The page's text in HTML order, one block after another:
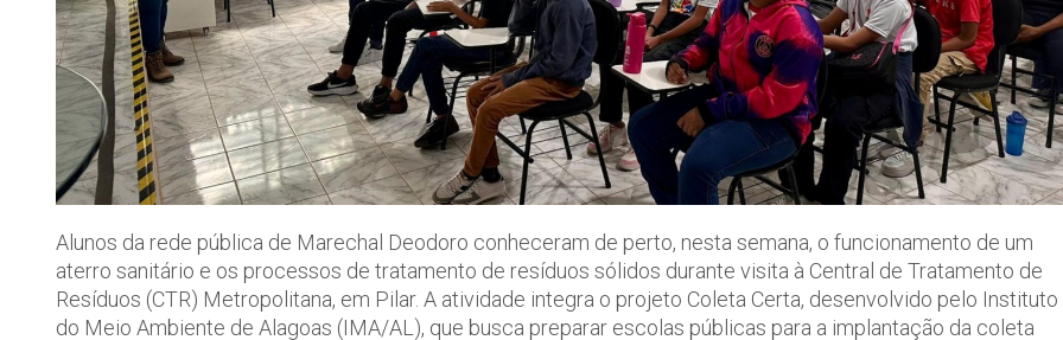
Alunos da rede pública de Marechal Deodoro conheceram de perto, nesta semana, o funcionamento de um
aterro sanitário e os processos de tratamento de resíduos sólidos durante visita à Central de Tratamento de
Resíduos (CTR) Metropolitana, em Pilar. A atividade integra o projeto Coleta Certa, desenvolvido pelo Instituto
do Meio Ambiente de Alagoas (IMA/AL), que busca preparar escolas públicas para a implantação da coleta